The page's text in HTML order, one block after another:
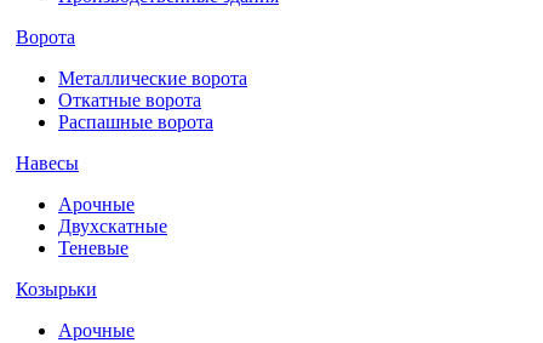
Ворота
Металлические ворота
Откатные ворота
Распашные ворота
Навесы
Арочные
Двухскатные
Теневые
Козырьки
Арочные